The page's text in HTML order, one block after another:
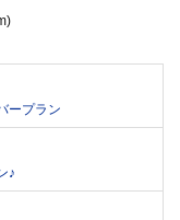
ープラン
♪